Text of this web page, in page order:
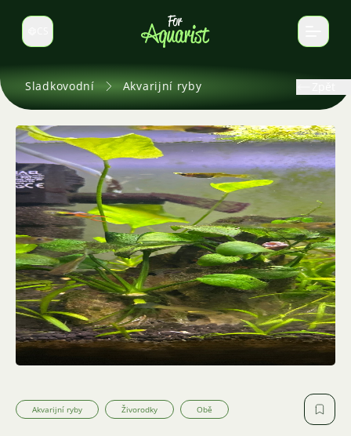
Select language
Sladkovodní Akvarijní ryby
Akvarijní ryby Živorodky Obě